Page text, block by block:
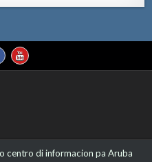
centro di informacion pa Aruba